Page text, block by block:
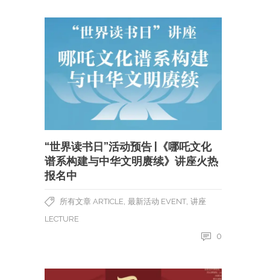
“世界读书日”活动预告 |《哪吒文化
谱系构建与中华文明赓续》讲座火热
报名中
所有文章 ARTICLE 最新活动 EVENT 讲座
LECTURE
0